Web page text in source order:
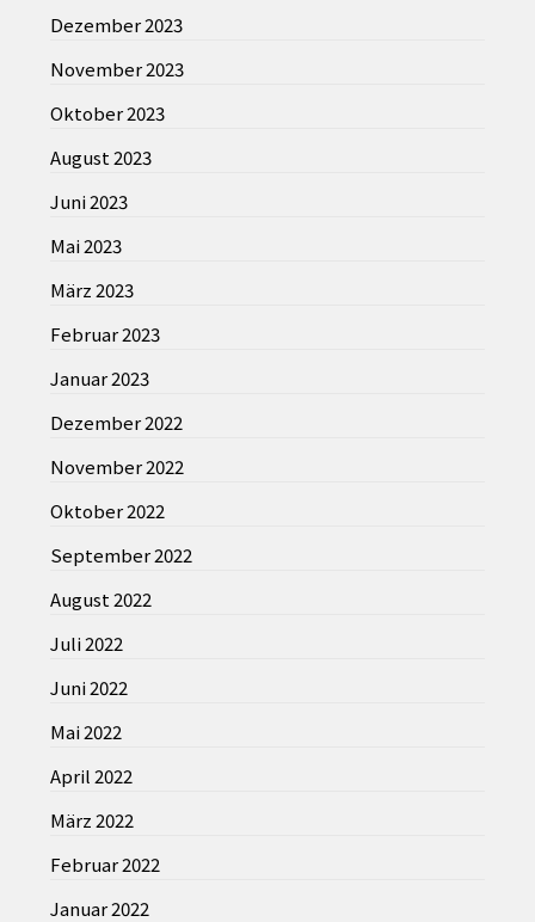
Dezember 2023
November 2023
Oktober 2023
August 2023
Juni 2023
Mai 2023
März 2023
Februar 2023
Januar 2023
Dezember 2022
November 2022
Oktober 2022
September 2022
August 2022
Juli 2022
Juni 2022
Mai 2022
April 2022
März 2022
Februar 2022
Januar 2022